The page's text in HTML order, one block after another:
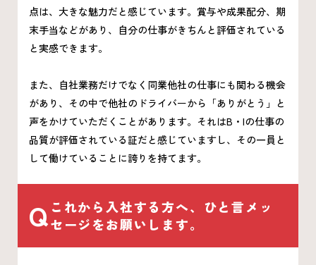
点は、大きな魅力だと感じています。賞与や成果配分、期
末手当などがあり、自分の仕事がきちんと評価されている
と実感できます。
また、自社業務だけでなく同業他社の仕事にも関わる機会
があり、その中で他社のドライバーから「ありがとう」と
声をかけていただくことがあります。それはB・Iの仕事の
品質が評価されている証だと感じていますし、その一員と
して働けていることに誇りを持てます。
Q これから入社する方へ、ひと言メッ
セージをお願いします。